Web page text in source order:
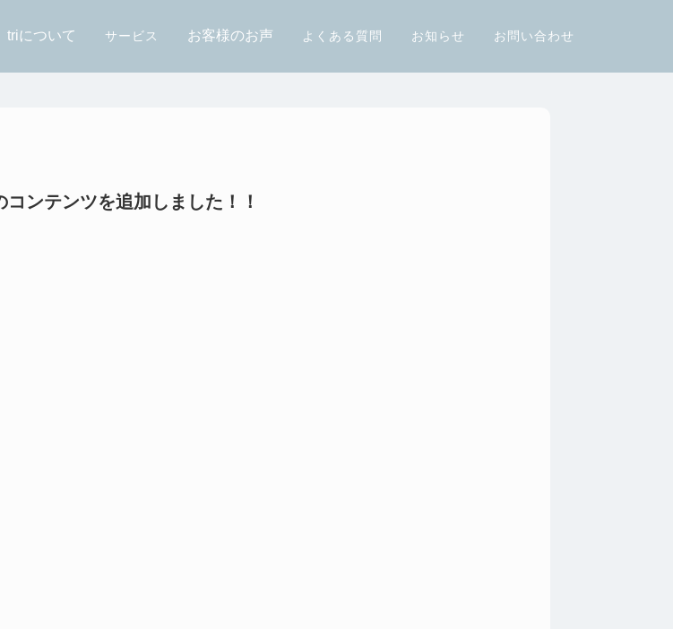
triについて サービス お客様のお声 よくある質問 お知らせ お問い合わせ
ンテンツを追加しました！！